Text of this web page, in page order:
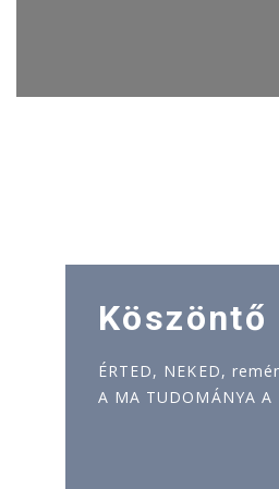
Köszöntő
ÉRTED, NEKED,
A MA TUDOMÁNYA A